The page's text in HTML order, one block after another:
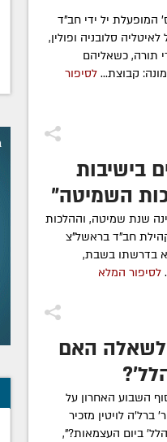
המופעלת יל ידי חב"ד
סלובניה ופולין,
תורה, כשאליהם
קבוצת... לסיפור
בישיבות
השמיטה"
שנת שמיטה, וההלכות
חב"ד בראשל"צ
בדרשתו בשבת,
לסיפור המלא
לשאלה האם
השבוע האחרון על
ברל'ה לויטין מזכיר
ביום העצמאות?",